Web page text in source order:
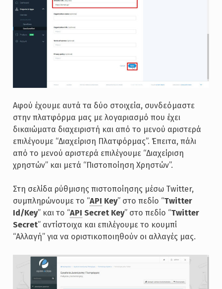
Αφού έχουμε αυτά τα δύο στοιχεία, συνδεόμαστε
στην πλατφόρμα μας με λογαριασμό που έχει
δικαιώματα διαχειριστή και από το μενού αριστερά
επιλέγουμε “Διαχείριση Πλατφόρμας”. Έπειτα, πάλι
από το μενού αριστερά επιλέγουμε “Διαχείριση
χρηστών” και μετά “Πιστοποίηση Χρηστών”.
Στη σελίδα ρύθμισης πιστοποίησης μέσω Twitter,
συμπληρώνουμε το “API Key” στο πεδίο “Twitter
Id/Key” και το “API Secret Key” στο πεδίο “Twitter
Secret” αντίστοιχα και επιλέγουμε το κουμπί
“Αλλαγή” για να οριστικοποιηθούν οι αλλαγές μας.